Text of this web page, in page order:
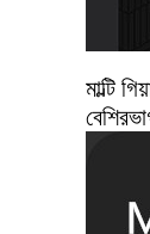
মাল্টি